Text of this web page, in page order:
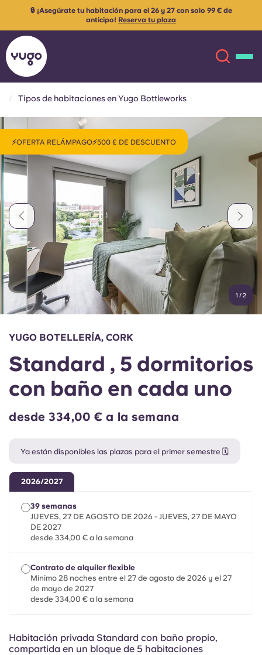
Ubicaciones
Cuenta Idioma
English (GB)
Chinese
Español
Elige un país
Iniciar sesión
Reserva ahora
English (GB)
English (US)
Chinese Español
Català
Italian French
Portuguese
🔒 ¡Asegúrate tu habitación para el 26 y 27 con solo 99 € de
anticipo! Reserva tu plaza
Tipos de habitaciones en Yugo Bottleworks
⚡OFERTA RELÁMPAGO⚡500 £ DE DESCUENTO
1 /2
YUGO BOTELLERÍA, CORK
Standard , 5 dormitorios
con baño en cada uno
desde 334,00 € a la semana
Ya están disponibles las plazas para el primer semestre 🗓️
2026/2027
39 semanas
JUEVES, 27 DE AGOSTO DE 2026 - JUEVES, 27 DE MAYO
DE 2027
desde 334,00 € a la semana
Contrato de alquiler flexible
Mínimo 28 noches entre el 27 de agosto de 2026 y el 27
de mayo de 2027
desde 334,00 € a la semana
Habitación privada Standard con baño propio,
compartida en un bloque de 5 habitaciones